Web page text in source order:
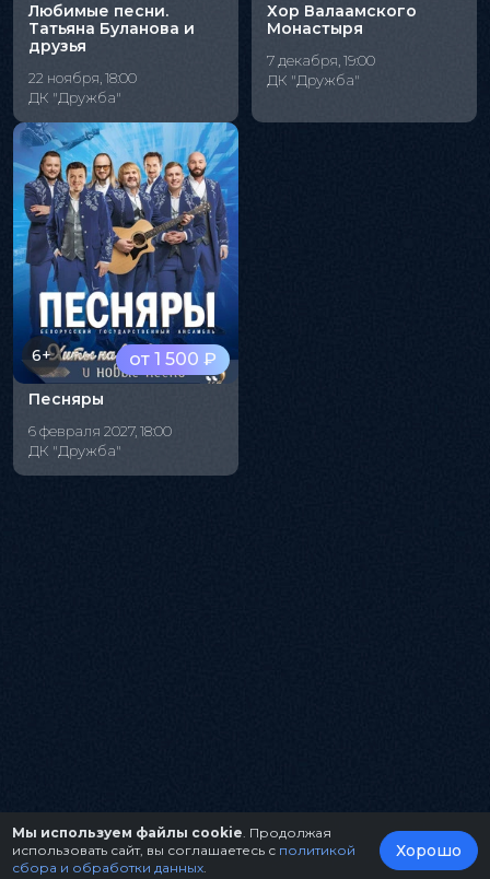
Любимые песни.
Татьяна Буланова и
друзья
22 ноября, 18:00
ДК "Дружба"
Хор Валаамского
Монастыря
7 декабря, 19:00
ДК "Дружба"
от 1 500 ₽
6+
Песняры
6 февраля 2027, 18:00
ДК "Дружба"
Мы используем файлы cookie . Продолжая
использовать сайт, вы соглашаетесь с политикой
сбора и обработки данных
Хорошо